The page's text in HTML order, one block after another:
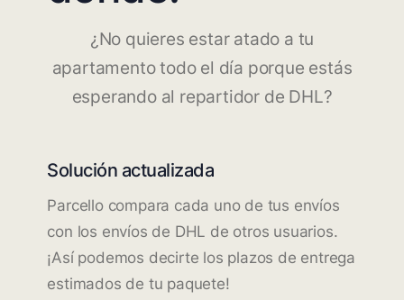
¿No quieres estar atado a tu
apartamento todo el día porque estás
esperando al repartidor de DHL?
Solución actualizada
Parcello compara cada uno de tus envíos
con los envíos de DHL de otros usuarios.
¡Así podemos decirte los plazos de entrega
estimados de tu paquete!